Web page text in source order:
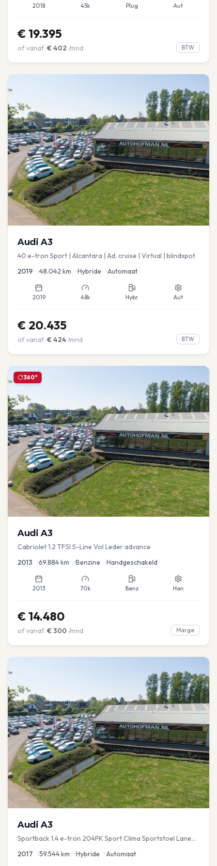
2018 45k Plug Aut
€ 19.395
of vanaf: € 402 /mnd BTW
Audi A3
40 e-tron Sport | Alcantara | Ad. cruise | Virtual | blindspot
2019 •48.042 km •Hybride •Automaat
2019 48k Hybr Aut
€ 20.435
of vanaf: € 424 /mnd BTW
360°
Audi A3
Cabriolet 1.2 TFSI S-Line Vol Leder advance
2013 •69.884km •Benzine •Handgeschakeld
2013 70k Benz Han
€ 14.480
of vanaf: € 300 /mnd Marge
Audi A3
Sportback 1.4 e-tron 204PK Sport Clima Sportstoel Lane
2017 •59.544km •Hybride •Automaat